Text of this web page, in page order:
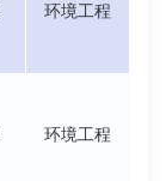
环境工程
环境工程